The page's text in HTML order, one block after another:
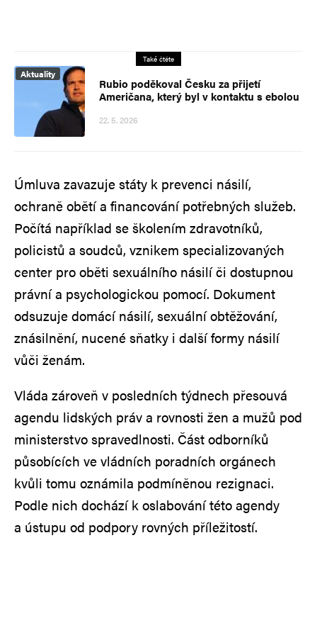
Také čtěte
Aktuality
Rubio poděkoval Česku za přijetí
Američana, který byl v kontaktu s ebolou
22. 5. 2026
Úmluva zavazuje státy k prevenci násilí,
ochraně obětí a financování potřebných služeb.
Počítá například se školením zdravotníků,
policistů a soudců, vznikem specializovaných
center pro oběti sexuálního násilí či dostupnou
právní a psychologickou pomocí. Dokument
odsuzuje domácí násilí, sexuální obtěžování,
znásilnění, nucené sňatky i další formy násilí
vůči ženám.
Vláda zároveň v posledních týdnech přesouvá
agendu lidských práv a rovnosti žen a mužů pod
ministerstvo spravedlnosti. Část odborníků
působících ve vládních poradních orgánech
kvůli tomu oznámila podmíněnou rezignaci.
Podle nich dochází k oslabování této agendy
a ústupu od podpory rovných příležitostí.